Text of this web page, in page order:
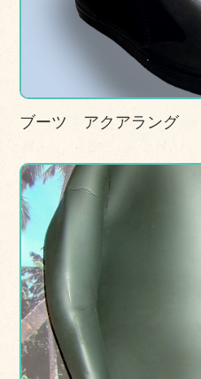
ブーツ アクアラング